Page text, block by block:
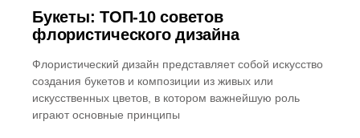
Букеты: ТОП-10 советов
флористического дизайна
Флористический дизайн представляет собой искусство
создания букетов и композиции из живых или
искусственных цветов, в котором важнейшую роль
играют основные принципы